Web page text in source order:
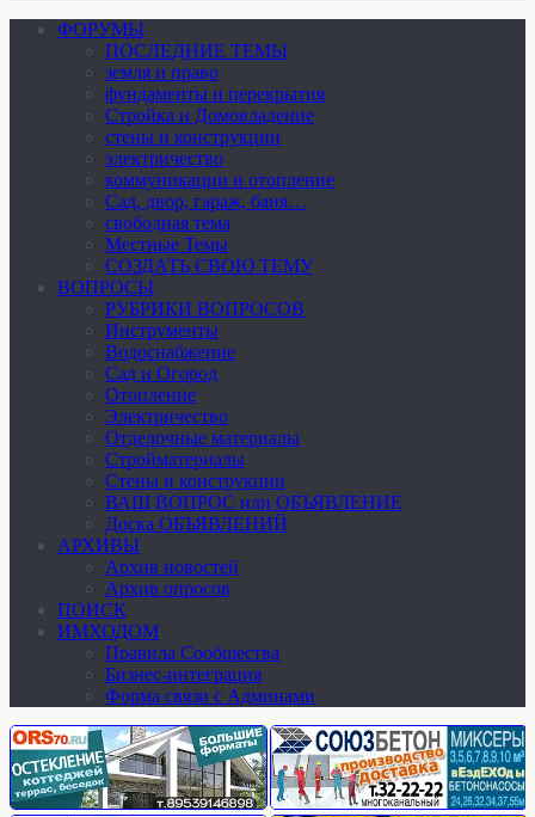
ФОРУМЫ
ПОСЛЕДНИЕ ТЕМЫ
земля и право
фундаменты и перекрытия
Стройка и Домовладение
стены и конструкции
электричество
коммуникации и отопление
Cад, двор, гараж, баня…
свободная тема
Местные Темы
СОЗДАТЬ СВОЮ ТЕМУ
ВОПРОСЫ
РУБРИКИ ВОПРОСОВ
Инструменты
Водоснабжение
Сад и Огород
Отопление
Электричество
Отделочные материалы
Стройматериалы
Стены и конструкции
ВАШ ВОПРОС или ОБЪЯВЛЕНИЕ
Доска ОБЪЯВЛЕНИЙ
АРХИВЫ
Архив новостей
Архив опросов
ПОИСК
ИМХОДОМ
Правила Сообщества
Бизнес-интеграция
Форма связи с Админами